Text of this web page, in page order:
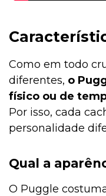
Como em todo
diferentes, o
físico ou de
Por isso, cada
personalidade
Qual a
O Puggle